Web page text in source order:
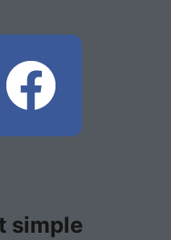
F
a
e
simple